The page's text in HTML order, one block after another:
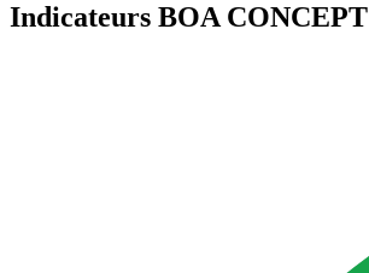
Indicateurs BOA CONCEPT